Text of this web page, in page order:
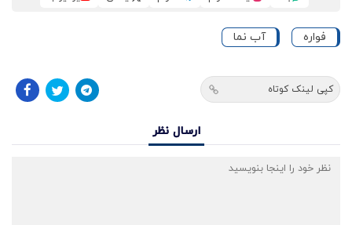
فواره آب نما
کپی لینک کوتاه
ارسال نظر